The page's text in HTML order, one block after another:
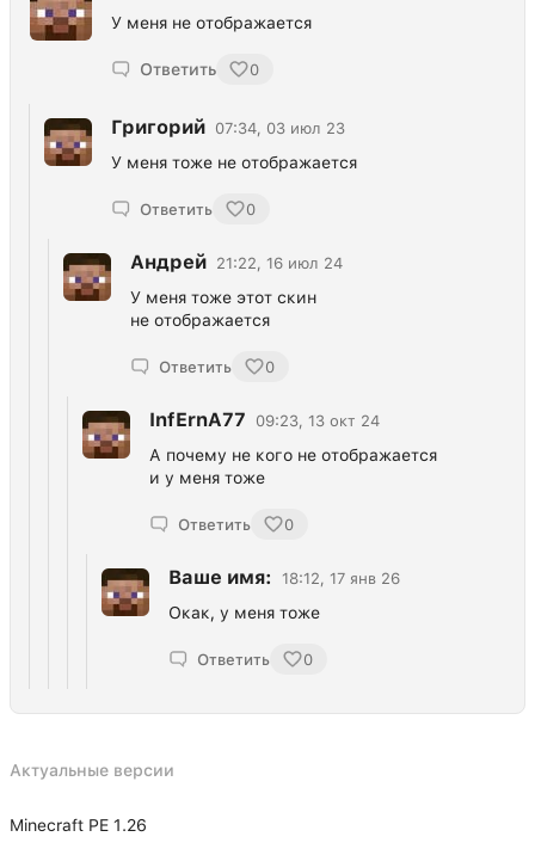
У меня не отображается
Ответить 0
Григорий 07:34, 03 июл 23
У меня тоже не отображается
Ответить 0
Андрей 21:22, 16 июл 24
У меня тоже этот скин
не отображается
Ответить 0
InfErnA77 09:23, 13 окт 24
А почему не кого не отображается
и у меня тоже
Ответить 0
Ваше имя: 18:12, 17 янв 26
Окак, у меня тоже
Ответить 0
Актуальные версии
Minecraft PE 1.26